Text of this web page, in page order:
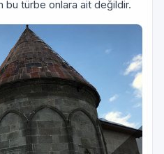
bu türbe onlara ait değildir.